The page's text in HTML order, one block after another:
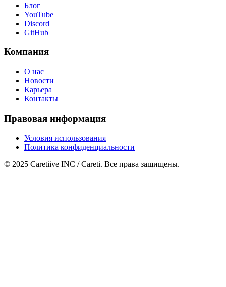
Блог
YouTube
Discord
GitHub
Компания
О нас
Новости
Карьера
Контакты
Правовая информация
Условия использования
Политика конфиденциальности
© 2025 Caretiive INC / Careti. Все права защищены.